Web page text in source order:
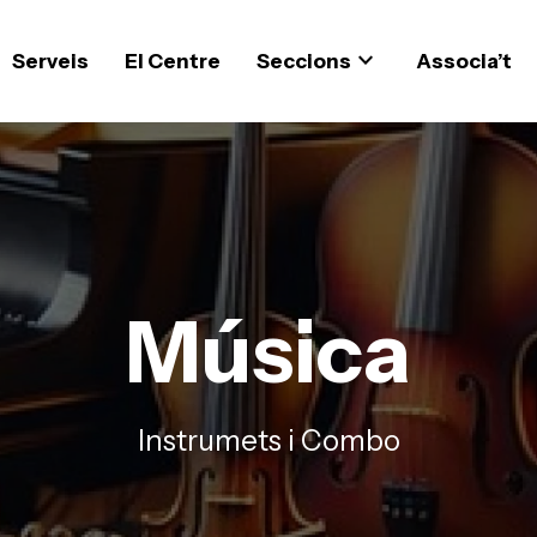
Serveis El Centre Seccions expand_more Associa’t
Música
Instrumets i Combo